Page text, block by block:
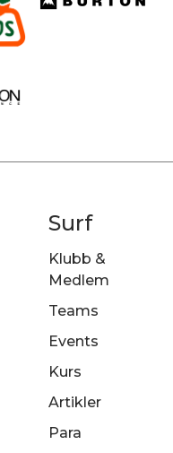
Surf
Klubb &
Medlem
Teams
Events
Kurs
Artikler
Para